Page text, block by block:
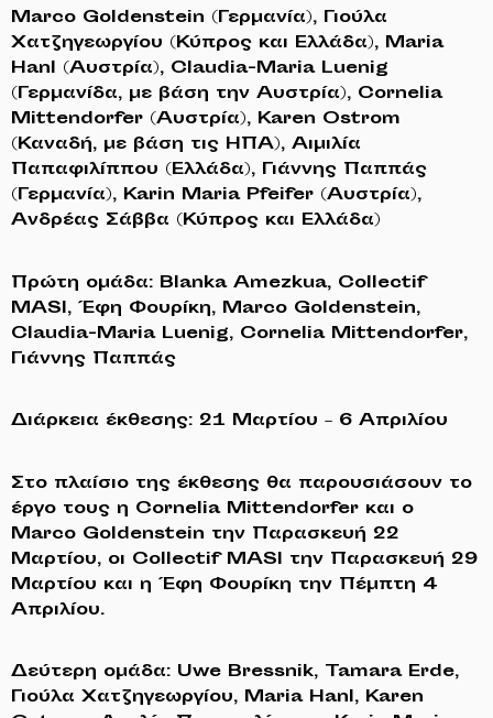
Marco Goldenstein (Γερμανία), Γιούλα
Χατζηγεωργίου (Κύπρος και Ελλάδα), Maria
Hanl (Αυστρία), Claudia-Maria Luenig
(Γερμανίδα, με βάση την Αυστρία), Cornelia
Mittendorfer (Αυστρία), Karen Ostrom
(Καναδή, με βάση τις ΗΠΑ), Αιμιλία
Παπαφιλίππου (Ελλάδα), Γιάννης Παππάς
(Γερμανία), Karin Maria Pfeifer (Αυστρία),
Ανδρέας Σάββα (Κύπρος και Ελλάδα)
Πρώτη ομάδα: Blanka Amezkua, Collectif
MASI, Έφη Φουρίκη, Marco Goldenstein,
Claudia-Maria Luenig, Cornelia Mittendorfer,
Γιάννης Παππάς
Διάρκεια έκθεσης: 21 Μαρτίου – 6 Απριλίου
Στο πλαίσιο της έκθεσης θα παρουσιάσουν το
έργο τους η Cornelia Mittendorfer και ο
Marco Goldenstein την Παρασκευή 22
Μαρτίου, οι Collectif MASI την Παρασκευή 29
Μαρτίου και η Έφη Φουρίκη την Πέμπτη 4
Απριλίου.
Δεύτερη ομάδα: Uwe Bressnik, Tamara Erde,
Γιούλα Χατζηγεωργίου, Maria Hanl, Karen